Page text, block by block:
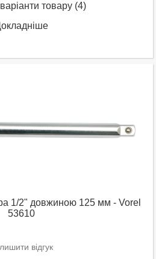
товару (4)
1/2" довжиною 125 мм - Vorel
53610
відгук